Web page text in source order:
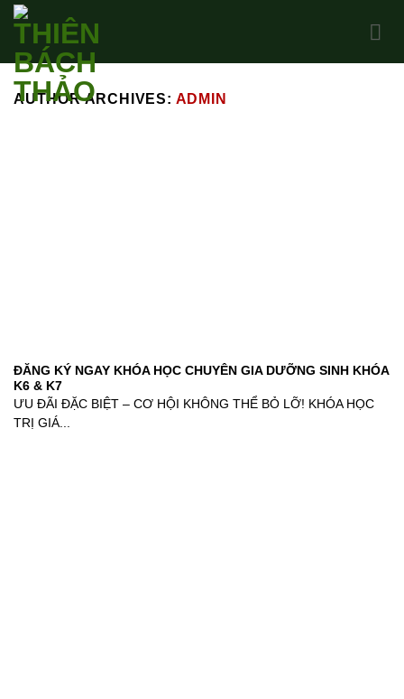
Skip
content
AUTHOR ARCHIVES: ADMIN
ĐĂNG KÝ NGAY KHÓA HỌC CHUYÊN GIA DƯỠNG SINH KHÓA
K6 & K7
ƯU ĐÃI ĐẶC BIỆT – CƠ HỘI KHÔNG THỂ BỎ LỠ! KHÓA HỌC
TRỊ GIÁ...